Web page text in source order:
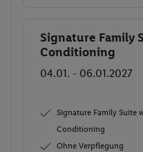
Buchen
Signature Family
Conditioning
04.01. - 06.01.2027
Signature Family Suite
Conditioning
Ohne Verpflegung